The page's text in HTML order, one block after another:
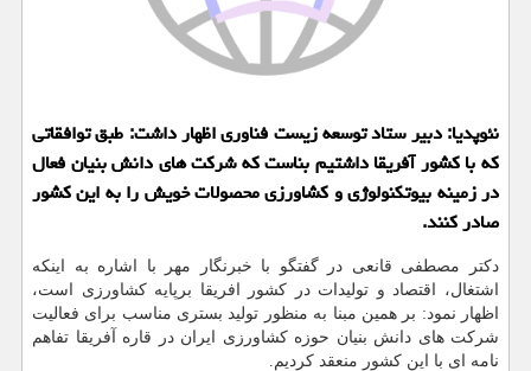
نئوپدیا: دبیر ستاد توسعه زیست فناوری اظهار داشت: طبق توافقاتی
كه با كشور آفریقا داشتیم بناست كه شركت های دانش بنیان فعال
در زمینه بیوتكنولوژی و كشاورزی محصولات خویش را به این كشور
صادر كنند.
دكتر مصطفی قانعی در گفتگو با خبرنگار مهر با اشاره به اینكه
اشتغال، اقتصاد و تولیدات در كشور افریقا برپایه كشاورزی است،
اظهار نمود: بر همین مبنا به منظور تولید بستری مناسب برای فعالیت
شركت های دانش بنیان حوزه كشاورزی ایران در قاره آفریقا تفاهم
نامه ای با این كشور منعقد كردیم.